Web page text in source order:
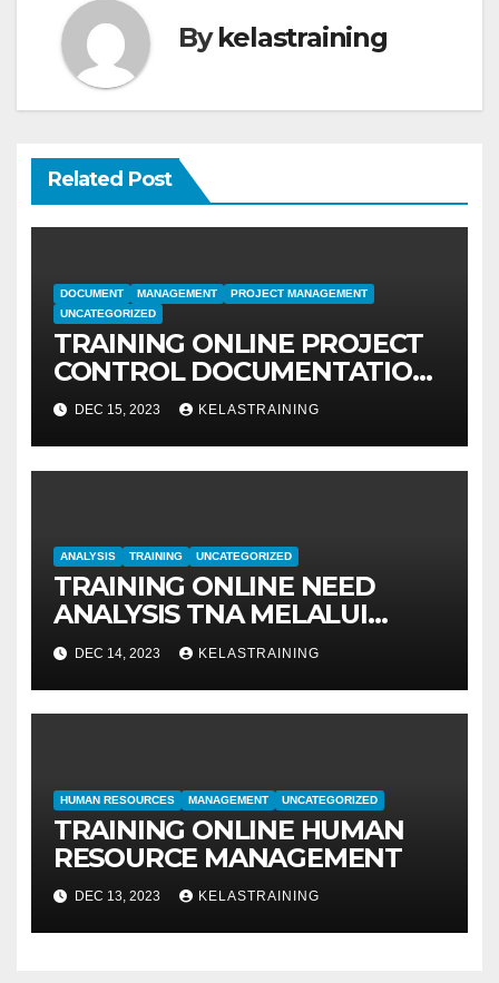
Bykelastraining
Related Post
DOCUMENT MANAGEMENT
PROJECT MANAGEMENT
UNCATEGORIZED
TRAINING ONLINE PROJECT
CONTROL DOCUMENTATION
MANAGEMENT
DEC 15, 2023 KELASTRAINING
ANALYSIS TRAINING UNCATEGORIZED
TRAINING ONLINE NEED
ANALYSIS TNA MELALUI
METODE IDENTIFIKASI DAN
EVALUASI
DEC 14, 2023 KELASTRAINING
HUMAN RESOURCES MANAGEMENT UNCATEGORIZED
TRAINING ONLINE HUMAN
RESOURCE MANAGEMENT
DEC 13, 2023 KELASTRAINING